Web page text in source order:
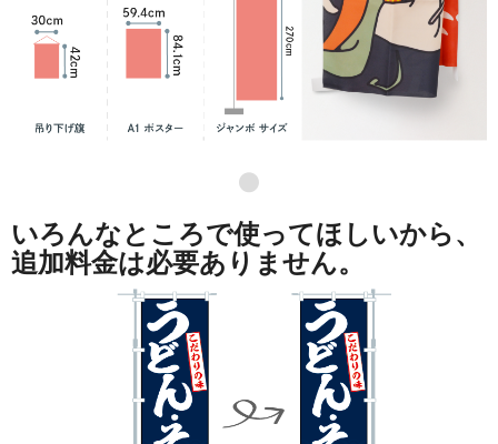
●
いろんなところで使ってほしいから、
追加料金は必要ありません。